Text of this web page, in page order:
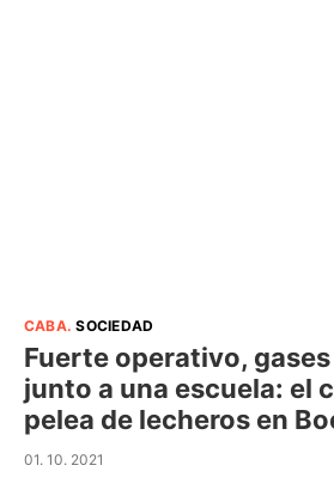
CABA.SOCIEDAD
Fuerte operativo,
junto a una escuela: el
pelea de lecheros en
01. 10. 2021